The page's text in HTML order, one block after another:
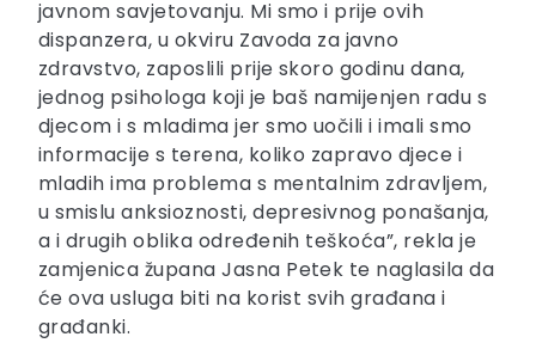
javnom savjetovanju. Mi smo i prije ovih
dispanzera, u okviru Zavoda za javno
zdravstvo, zaposlili prije skoro godinu dana,
jednog psihologa koji je baš namijenjen radu s
djecom i s mladima jer smo uočili i imali smo
informacije s terena, koliko zapravo djece i
mladih ima problema s mentalnim zdravljem,
u smislu anksioznosti, depresivnog ponašanja,
a i drugih oblika određenih teškoća”, rekla je
zamjenica župana Jasna Petek te naglasila da
će ova usluga biti na korist svih građana i
građanki.